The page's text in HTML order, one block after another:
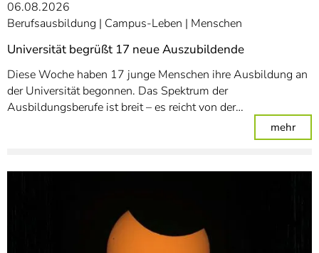
06.08.2026
Berufsausbildung
Campus-Leben Menschen
Universität begrüßt 17 neue Auszubildende
Diese Woche haben 17 junge Menschen ihre Ausbildung an
der Universität begonnen. Das Spektrum der
Ausbildungsberufe ist breit – es reicht von der…
mehr: